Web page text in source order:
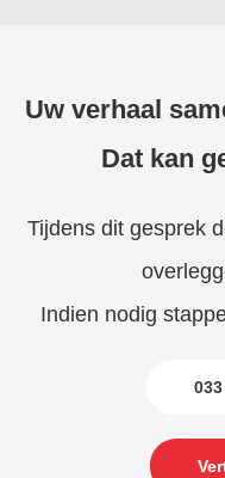
Uw verhaal
Dat kan
Tijdens dit gesprek
Indien nodig